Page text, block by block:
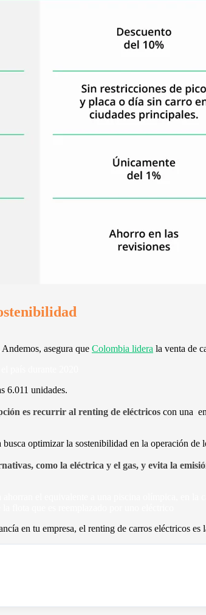
asegura que Colombia lidera la venta de
6.011 unidades.
es recurrir al renting de eléctricos con una
optimizar la sostenibilidad en la operación de
como la eléctrica y el gas, y evita la
en tu empresa, el renting de carros eléctricos